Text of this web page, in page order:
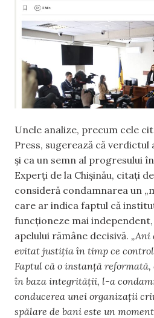
Unele analize, precum cele
Press, sugerează că
și ca un semn al progresului
Experți de la Chișinău, citați
consideră condamnarea un
care ar indica faptul că
funcționeze mai
apelului rămâne decisivă. „Ani
evitat justiția în timp ce
Faptul că o instanță
în baza integrității, l-a
conducerea unei organizații
spălare de bani este un